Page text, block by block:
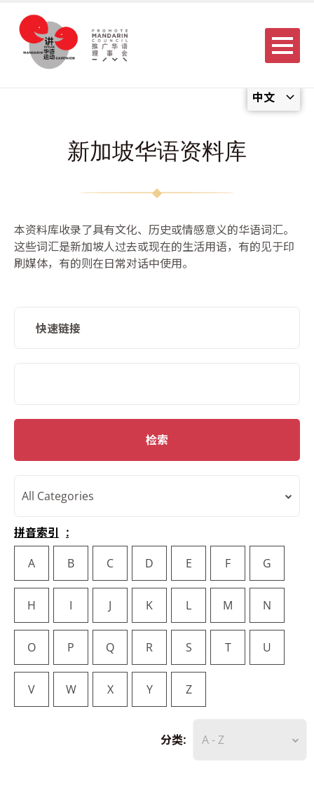
中文
Menu
新加坡华语资料库
本资料库收录了具有文化、历史或情感意义的华语词汇。
这些词汇是新加坡人过去或现在的生活用语，有的见于印
刷媒体，有的则在日常对话中使用。
快速链接
检索
All Categories
拼音索引
A
B C D E F G
H I J K L M N
O P Q R S T U
V W X Y Z
分类: A - Z